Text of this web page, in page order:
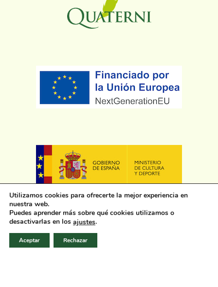
Utilizamos cookies para ofrecerte la mejor experiencia en
nuestra web.
Puedes aprender más sobre qué cookies utilizamos o
desactivarlas en los ajustes.
Aceptar Rechazar